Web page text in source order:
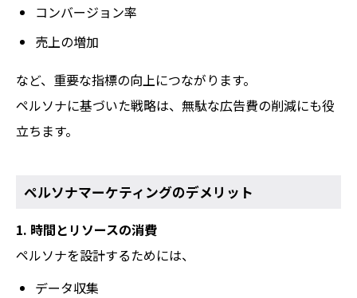
コンバージョン率
売上の増加
など、重要な指標の向上につながります。
ペルソナに基づいた戦略は、無駄な広告費の削減にも役
立ちます。
ペルソナマーケティングのデメリット
1. 時間とリソースの消費
ペルソナを設計するためには、
データ収集